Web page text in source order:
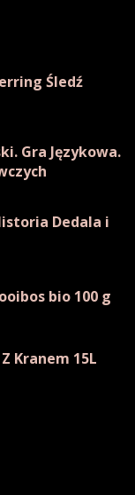
Śledź
Gra Językowa.
Dedala i
bio 100 g
Kranem 15L